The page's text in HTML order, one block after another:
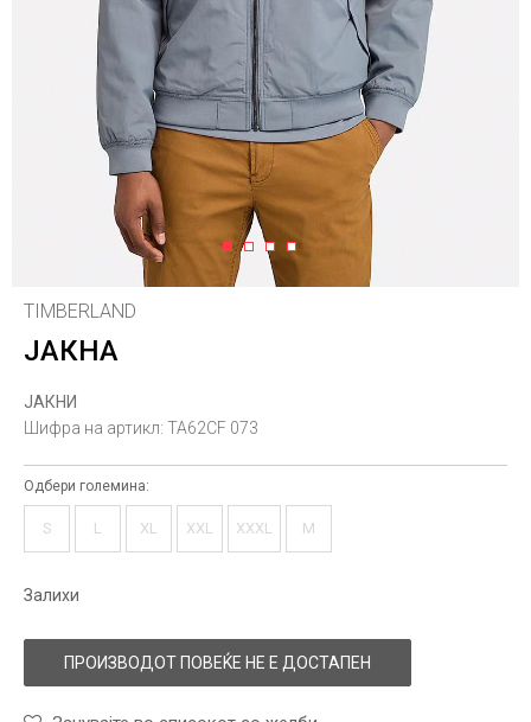
1 2 3 4
TIMBERLAND
ЈАКНА
ЈАКНИ
Шифра на артикл: TA62CF 073
Одбери големина:
S L XL XXL XXXL M
Залихи
ПРОИЗВОДОТ ПОВЕЌЕ НЕ Е ДОСТАПЕН